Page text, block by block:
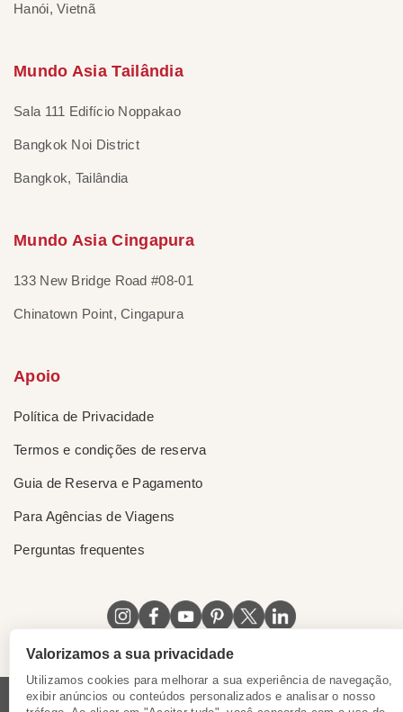
Hanói, Vietnã
Mundo Asia Tailândia
Sala 111 Edifício Noppakao
Bangkok Noi District
Bangkok, Tailândia
Mundo Asia Cingapura
133 New Bridge Road #08-01
Chinatown Point, Cingapura
Apoio
Política de Privacidade
Termos e condições de reserva
Guia de Reserva e Pagamento
Para Agências de Viagens
Perguntas frequentes
Valorizamos a sua privacidade
Utilizamos cookies para melhorar a sua experiência de navegação,
exibir anúncios ou conteúdos personalizados e analisar o nosso